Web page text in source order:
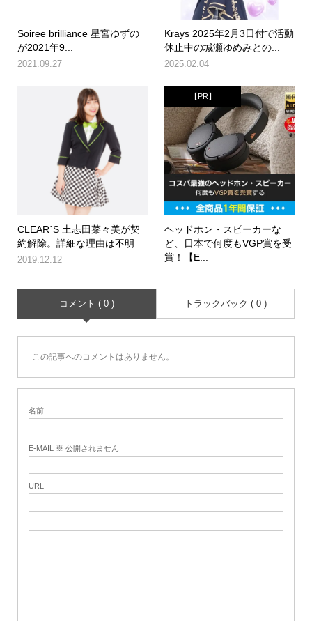
Soiree brilliance 星宮ゆずの
が2021年9...
2021.09.27
Krays 2025年2月3日付で活動
休止中の城瀬ゆめみとの...
2025.02.04
CLEAR´S 土志田菜々美が契
約解除。詳細な理由は不明
2019.12.12
【PR】
ヘッドホン・スピーカーな
ど、日本で何度もVGP賞を受
賞！【E...
コメント ( 0 ) トラックバック ( 0 )
この記事へのコメントはありません。
名前
E-MAIL ※ 公開されません
URL